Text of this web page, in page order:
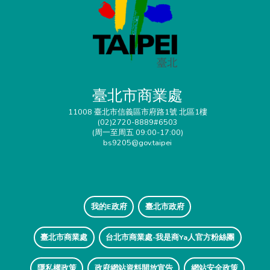
臺北市商業處
11008 臺北市信義區市府路1號 北區1樓
(02)2720-8889#6503
(周一至周五 09:00-17:00)
bs9205@gov.taipei
我的E政府 臺北市政府
臺北市商業處 台北市商業處-我是商Ya人官方粉絲團